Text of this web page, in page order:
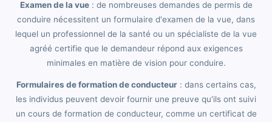
Examen de la vue: de nombreuses demandes de permis de
conduire nécessitent un formulaire d'examen de la vue, dans
lequel un professionnel de la santé ou un spécialiste de la vue
agréé certifie que le demandeur répond aux exigences
minimales en matière de vision pour conduire.
Formulaires de formation de conducteur: dans certains cas,
les individus peuvent devoir fournir une preuve qu'ils ont suivi
un cours de formation de conducteur, comme un certificat de